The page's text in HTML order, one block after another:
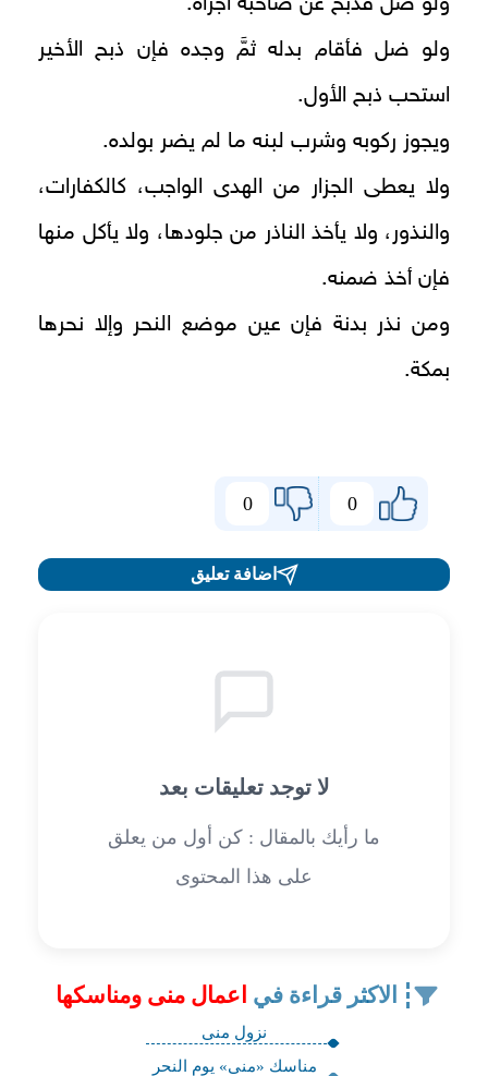
ولو ضل فأقام بدله ثمَّ وجده فإن ذبح الأخير
استحب ذبح الأول.
ويجوز ركوبه وشرب لبنه ما لم يضر بولده.
ولا يعطى الجزار من الهدى الواجب، كالكفارات،
والنذور، ولا يأخذ الناذر من جلودها، ولا يأكل منها
فإن أخذ ضمنه.
ومن نذر بدنة فإن عين موضع النحر وإلا نحرها
بمكة.
0
0
اضافة تعليق
لا توجد تعليقات بعد
ما رأيك بالمقال : كن أول من يعلق
على هذا المحتوى
الاكثر قراءة في اعمال منى ومناسكها
نزول منى
مناسك «منى» يوم النحر